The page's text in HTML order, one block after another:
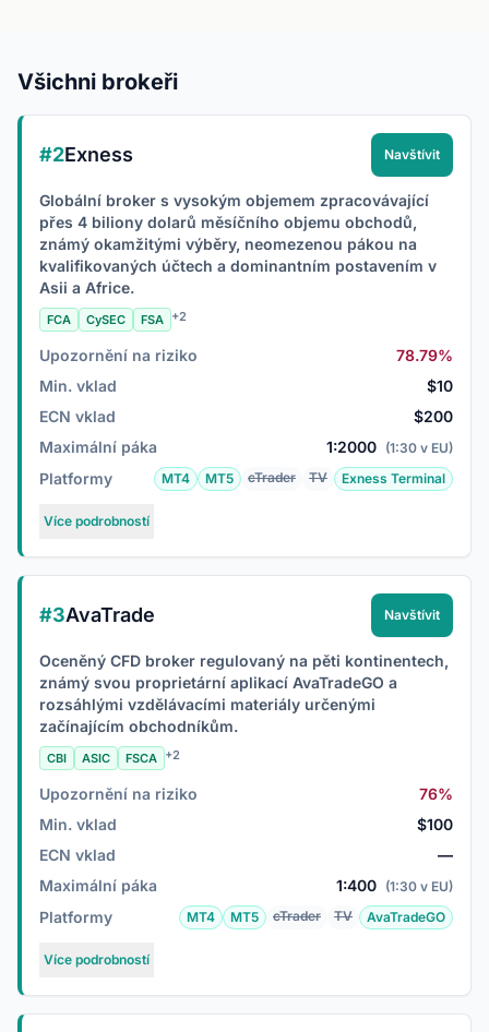
Všichni brokeři
#2Exness Navštívit
Globální broker s vysokým objemem zpracovávající
přes 4 biliony dolarů měsíčního objemu obchodů,
známý okamžitými výběry, neomezenou pákou na
kvalifikovaných účtech a dominantním postavením v
Asii a Africe.
FCA CySEC FSA +2
Upozornění na riziko
78.79%
Min. vklad
$10
ECN vklad
$200
Maximální páka
1:2000 (1:30 v EU)
Platformy MT4 MT5 cTrader TV Exness Terminal
Více podrobností
#3AvaTrade Navštívit
Oceněný CFD broker regulovaný na pěti kontinentech,
známý svou proprietární aplikací AvaTradeGO a
rozsáhlými vzdělávacími materiály určenými
začínajícím obchodníkům.
CBI ASIC FSCA +2
Upozornění na riziko
76%
Min. vklad
$100
ECN vklad
—
Maximální páka
1:400 (1:30 v EU)
Platformy MT4 MT5 cTrader TV AvaTradeGO
Více podrobností